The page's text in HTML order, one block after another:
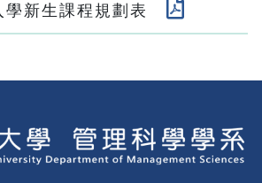
學新生課程規劃表